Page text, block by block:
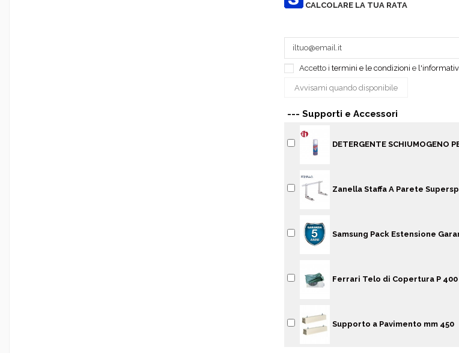
CALCOLARE LA TUA RATA
Accetto itermini e le condizioni e
--- Supporti e Accessori
DETERGENTE SCHIUMOGENO
Zanella Staffa A Parete
Samsung Pack Estensione
Ferrari Telo di Copertura P 400
Supporto a Pavimento mm 450